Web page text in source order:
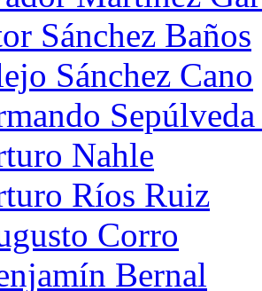
Sánchez Baños
Sánchez Cano
Nahle
Ríos Ruiz
Corro
Bernal